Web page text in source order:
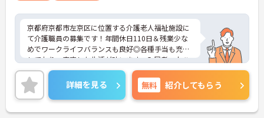
京都府京都市左京区に位置する介護老人福祉施設に
て介護職員の募集です！年間休日110日＆残業少な
めでワークライフバランスも良好◎各種手当も充実
しており、安定した生活が叶います。入居者一人ひ
とりのニーズを尊重した支援で笑顔のある生活を一
緒に作り上げていきませんか？
ご興味のある方には、面接対策ポイントなど、さら
に詳細をご案内しますのでお気軽にご相談くださ
い！
詳細を見る 無料 紹介してもらう